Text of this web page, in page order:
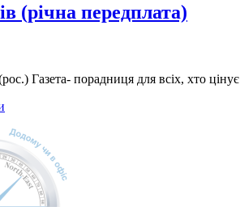
(річна передплата)
Газета- порадниця для всіх, хто цінує